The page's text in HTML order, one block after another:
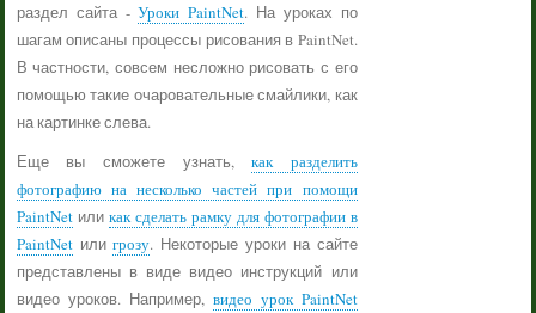
раздел сайта -Уроки PaintNet. На уроках по
шагам описаны процессы рисования в PaintNet.
В частности, совсем несложно рисовать с его
помощью такие очаровательные смайлики, как
на картинке слева.
Еще вы сможете узнать,как разделить
фотографию на несколько частей при помощи
PaintNetили как сделать рамку для фотографии в
PaintNetилигрозу. Некоторые уроки на сайте
представлены в виде видео инструкций или
видео уроков. Например, видео урок PaintNet